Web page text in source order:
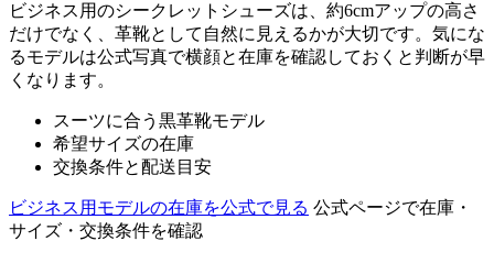
ビジネス用のシークレットシューズは、約6cmアップの高さ
だけでなく、革靴として自然に見えるかが大切です。気にな
るモデルは公式写真で横顔と在庫を確認しておくと判断が早
くなります。
スーツに合う黒革靴モデル
希望サイズの在庫
交換条件と配送目安
ビジネス用モデルの在庫を公式で見る 公式ページで在庫・
サイズ・交換条件を確認